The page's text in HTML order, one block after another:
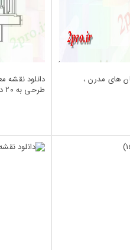
های مدرن ،
دانلود نقشه
طرحی به 20 در 24 متر (کد155235)